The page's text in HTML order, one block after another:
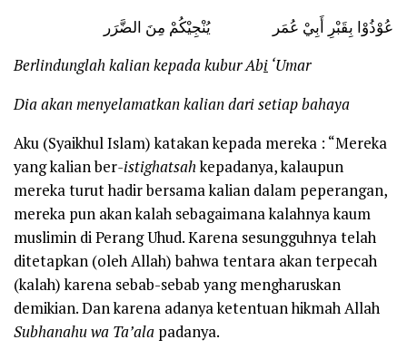
عُوْذُوْا بِقَبْرِ أَبِيْ عُمَر يُنْجِيْكُمْ مِنَ الضَّرَر
Berlindunglah kalian kepada kubur Abi ‘Umar
Dia akan menyelamatkan kalian dari setiap bahaya
Aku (Syaikhul Islam) katakan kepada mereka : “Mereka
yang kalian ber-istighatsahkepadanya, kalaupun
mereka turut hadir bersama kalian dalam peperangan,
mereka pun akan kalah sebagaimana kalahnya kaum
muslimin di Perang Uhud. Karena sesungguhnya telah
ditetapkan (oleh Allah) bahwa tentara akan terpecah
(kalah) karena sebab-sebab yang mengharuskan
demikian. Dan karena adanya ketentuan hikmah Allah
Subhanahu wa Ta’ala padanya.